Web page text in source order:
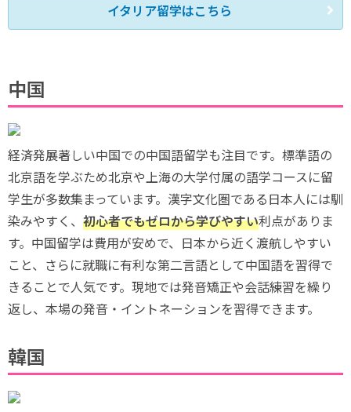
イタリア留学はこちら
中国
経済発展著しい中国での中国語留学も注目です。標準語の
北京語を学ぶため北京や上海の大学付属の語学コースに留
学生が多数集まっています。漢字文化圏である日本人には馴
染みやすく、 初心者でもゼロから学びやすい利点がありま
す。中国留学は費用が安めで、日本から近く渡航しやすい
こと、さらに就職に有利な第二言語として中国語を習得で
きることで人気です。現地では発音矯正や会話練習を繰り
返し、本場の発音・イントネーションを習得できます。
韓国